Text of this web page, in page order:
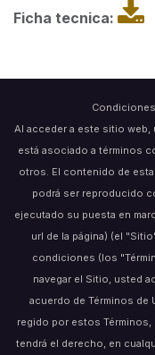
Ficha tecnica:
Al acceder a este sitio
está asociado a términos
otros. El contenido de
podrá ser reproducido
ejecutado su puesta en
url de la página) (el
condiciones (los
navegar el Sitio, usted
acuerdo de Términos de
regido por estos
tendrá el derecho, en